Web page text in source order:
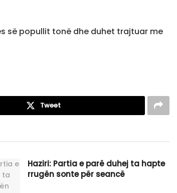
së popullit tonë dhe duhet trajtuar me
Tweet
Haziri: Partia e parë duhej ta hapte
rrugën sonte për seancë